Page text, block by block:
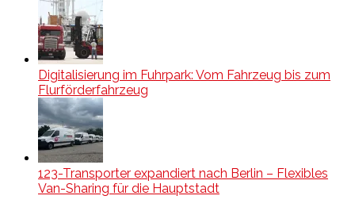
Digitalisierung im Fuhrpark: Vom Fahrzeug bis zum
Flurförderfahrzeug
123-Transporter expandiert nach Berlin – Flexibles
Van-Sharing für die Hauptstadt